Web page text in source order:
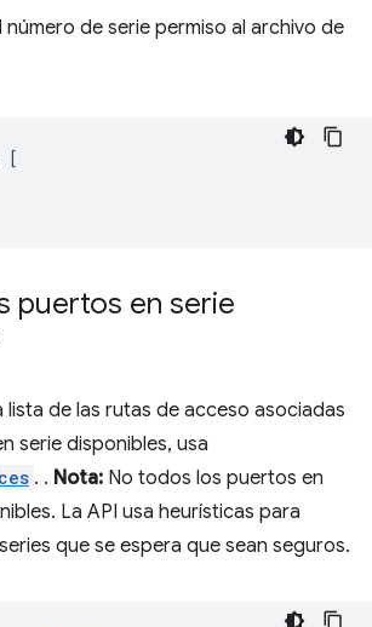
de serie permiso al archivo de
[
puertos en serie
lista de las rutas de acceso asociadas
serie disponibles, usa
. . Nota: No todos los puertos en
La API usa heurísticas para
que se espera que sean seguros.